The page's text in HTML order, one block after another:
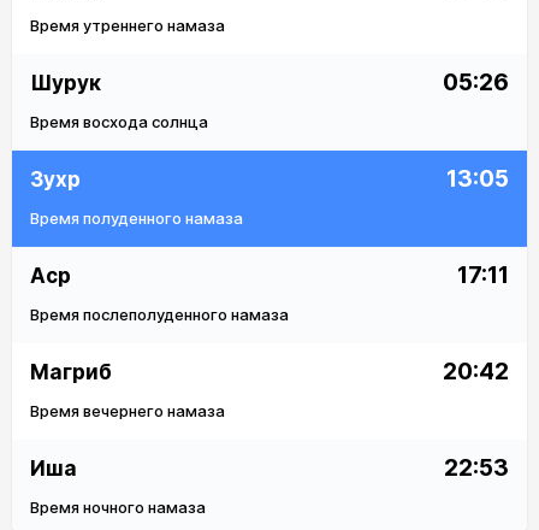
Время утреннего намаза
Шурук 05:26
Время восхода солнца
Зухр 13:05
Время полуденного намаза
Аср 17:11
Время послеполуденного намаза
Магриб 20:42
Время вечернего намаза
Иша 22:53
Время ночного намаза